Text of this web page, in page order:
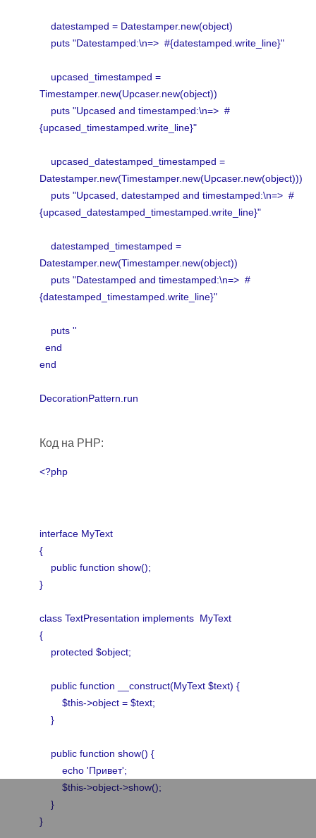
datestamped = Datestamper.new(object)
puts "Datestamped:\n=> #{datestamped.write_line}"
upcased_timestamped =
Timestamper.new(Upcaser.new(object))
puts "Upcased and timestamped:\n=> #
{upcased_timestamped.write_line}"
upcased_datestamped_timestamped =
Datestamper.new(Timestamper.new(Upcaser.new(object)))
puts "Upcased, datestamped and timestamped:\n=> #
{upcased_datestamped_timestamped.write_line}"
datestamped_timestamped =
Datestamper.new(Timestamper.new(object))
puts "Datestamped and timestamped:\n=> #
{datestamped_timestamped.write_line}"
puts ''
end
end
DecorationPattern.run
Код на PHP:
<?php
interface MyText
{
public function show();
}
class TextPresentation implements MyText
{
protected $object;
public function __construct(MyText $text) {
$this->object = $text;
}
public function show() {
echo 'Привет';
$this->object->show();
}
}